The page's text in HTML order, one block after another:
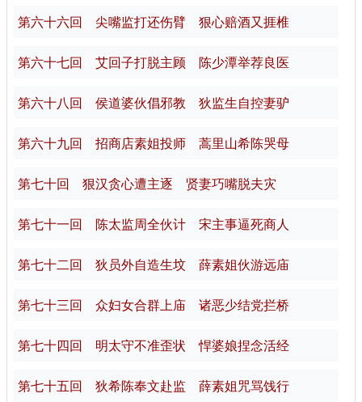
第六十六回 尖嘴监打还伤臂 狠心赔酒又捱椎
第六十七回 艾回子打脱主顾 陈少潭举荐良医
第六十八回 侯道婆伙倡邪教 狄监生自控妻驴
第六十九回 招商店素姐投师 蒿里山希陈哭母
第七十回 狠汉贪心遭主逐 贤妻巧嘴脱夫灾
第七十一回 陈太监周全伙计 宋主事逼死商人
第七十二回 狄员外自造生坟 薛素姐伙游远庙
第七十三回 众妇女合群上庙 诸恶少结党拦桥
第七十四回 明太守不准歪状 悍婆娘捏念活经
第七十五回 狄希陈奉文赴监 薛素姐咒骂饯行